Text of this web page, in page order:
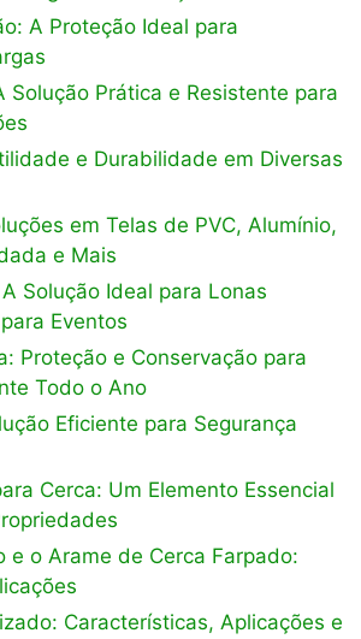
A Proteção Ideal para
Solução Prática e Resistente para
e Durabilidade em Diversas
em Telas de PVC, Alumínio,
e Mais
Solução Ideal para Lonas
Eventos
Proteção e Conservação para
Todo o Ano
Eficiente para Segurança
Cerca: Um Elemento Essencial
e o Arame de Cerca Farpado:
Características, Aplicações e